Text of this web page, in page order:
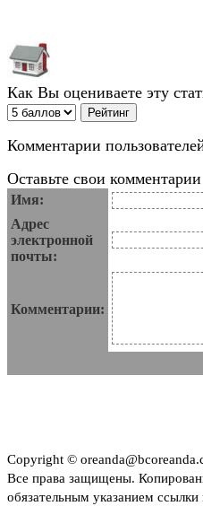
Как Вы оцениваете эту
Комментарии
Оставьте свои комментарии
Имя:
Адрес
электронной
почты:
Комментарии:
Copyright ©
Все права защищены.
обязательным указанием ссылки